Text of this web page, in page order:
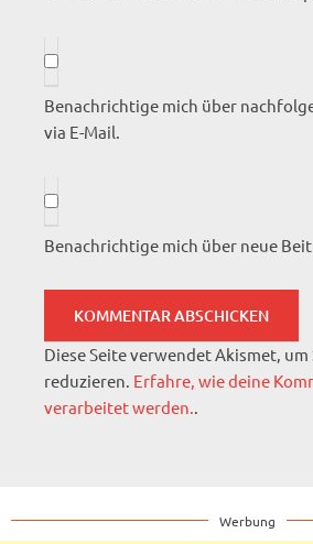
Benachrichtige mich über
via E-Mail.
Benachrichtige mich über neue
Diese Seite verwendet Akismet, um
reduzieren. Erfahre, wie deine
verarbeitet werden..
Werbung